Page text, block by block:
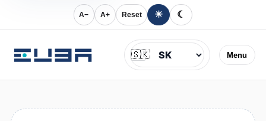
A− A+ Reset ☀ ☾
Menu
Jazyk
🇸🇰